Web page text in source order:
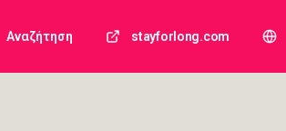
Αναζήτηση stayforlong.com